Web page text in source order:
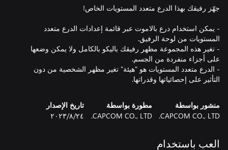
- يمكن استخدام درع بالاموت عبر قائمة إعدادات الدرع متعدد
- تغير هذه المجموعة مظهر رفيقك باليكو بالكامل ولا يمكن وضعها
- الدرع متعدد المستويات هو "هيئة" تغير مظهر الشخصية من دون
التأثير على إحصائياتها وقدراتها.
منشور بواسطة
CAPCOM CO., LTD.
مطورة بواسطة
CAPCOM CO., LTD.
تاريخ الإصدار
٢٤‏/٨‏/٢٠٢٣
العب باستخدام